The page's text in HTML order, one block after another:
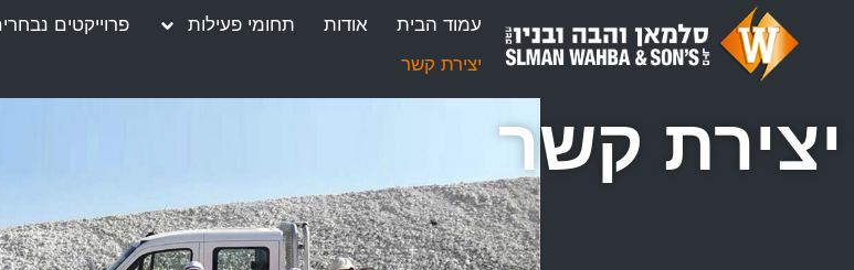
עמוד הבית אודות תחומי פעילות פרוייקטים
יצירת קשר
יצירת קשר